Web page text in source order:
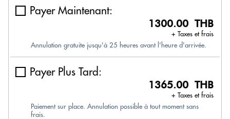
Payer Maintenant:
1300.00 THB
+ Taxes et frais
Annulation gratuite jusqu'à 25 heures avant l'heure d'arrivée.
Payer Plus Tard:
1365.00 THB
+ Taxes et frais
Paiement sur place. Annulation possible à tout moment sans
frais.